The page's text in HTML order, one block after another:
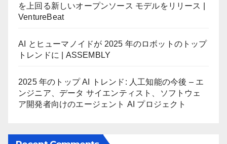
を上回る新しいオープンソース モデルをリリース |
VentureBeat
AI とヒューマノイドが 2025 年のロボットのトップ
トレンドに | ASSEMBLY
2025 年のトップ AI トレンド: 人工知能の今後 – エ
ンジニア、データ サイエンティスト、ソフトウェ
ア開発者向けのエージェント AI プロジェクト